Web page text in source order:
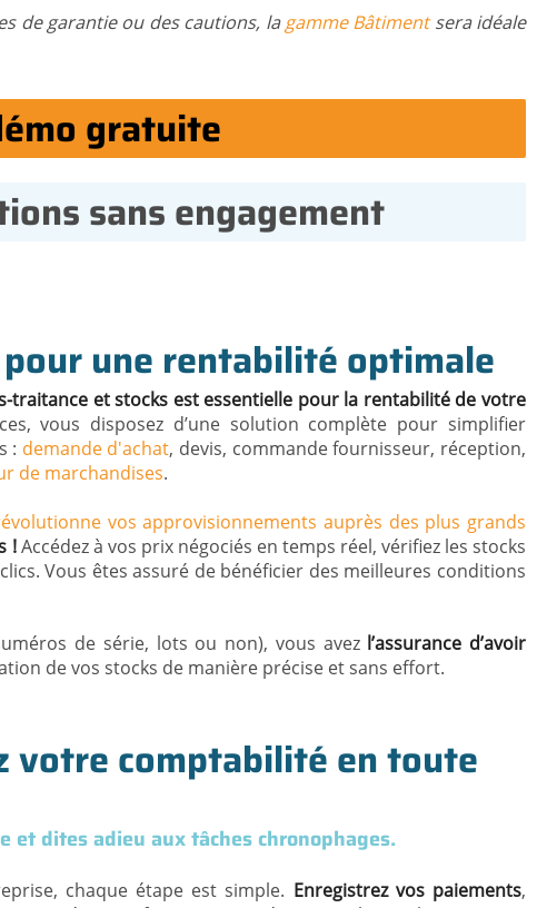
de garantie ou des cautions, lagamme Bâtimentsera idéale
gratuite
sans engagement
une rentabilité optimale
traitance et stocks est essentielle pour la rentabilité de votre
vous disposez d’une solution complète pour simplifier
: demande d'achat, devis, commande fournisseur, réception,
de marchandises.
vos approvisionnements auprès des plus grands
!Accédez à vos prix négociés en temps réel, vérifiez les stocks
Vous êtes assuré de bénéficier des meilleures conditions
de série, lots ou non), vous avezl’assurance d’avoir
de vos stocks de manière précise et sans effort.
votre comptabilité en toute
dites adieu aux tâches chronophages.
chaque étape est simple. Enregistrez vos paiements,